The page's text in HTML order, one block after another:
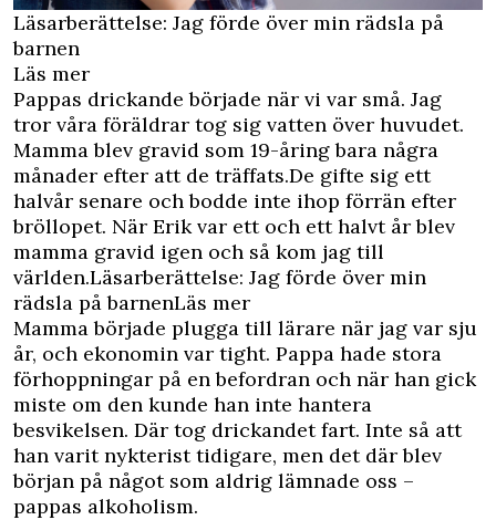
Läsarberättelse: Jag förde över min rädsla på
barnen
Läs mer
Pappas drickande började när vi var små. Jag
tror våra föräldrar tog sig vatten över huvudet.
Mamma blev gravid som 19-åring bara några
månader efter att de träffats.De gifte sig ett
halvår senare och bodde inte ihop förrän efter
bröllopet. När Erik var ett och ett halvt år blev
mamma gravid igen och så kom jag till
världen.Läsarberättelse: Jag förde över min
rädsla på barnenLäs mer
Mamma började plugga till lärare när jag var sju
år, och ekonomin var tight. Pappa hade stora
förhoppningar på en befordran och när han gick
miste om den kunde han inte hantera
besvikelsen. Där tog drickandet fart. Inte så att
han varit nykterist tidigare, men det där blev
början på något som aldrig lämnade oss –
pappas alkoholism.